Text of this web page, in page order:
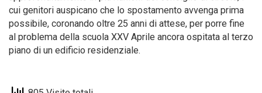
cui genitori auspicano che lo spostamento avvenga prima
possibile, coronando oltre 25 anni di attese, per porre fine
al problema della scuola XXV Aprile ancora ospitata al terzo
piano di un edificio residenziale.